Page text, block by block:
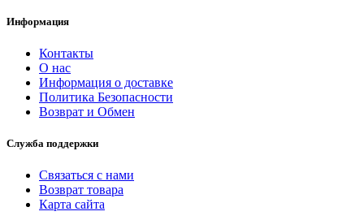
Информация
Контакты
О нас
Информация о доставке
Политика Безопасности
Возврат и Обмен
Служба поддержки
Связаться с нами
Возврат товара
Карта сайта